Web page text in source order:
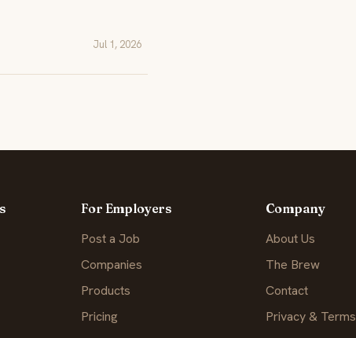
Jul 1, 2026
For Employers
Post a Job
Companies
Products
Pricing
Company
About Us
The Brew
Contact
Privacy & Terms